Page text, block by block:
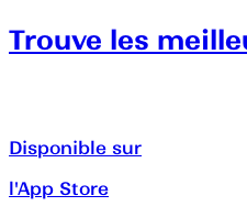
Trouve les
Disponible sur
l'App Store